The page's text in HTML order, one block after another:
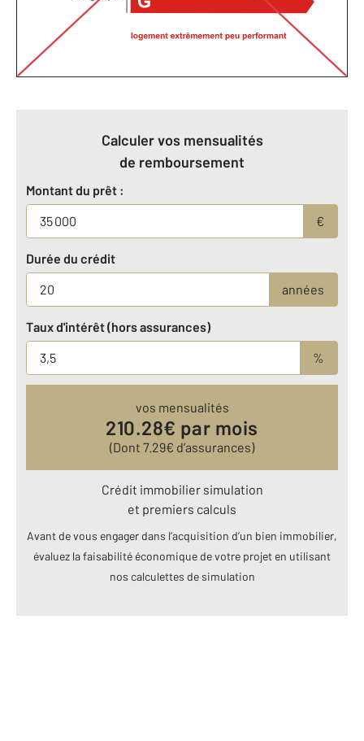
Calculer vos mensualités
de remboursement
Montant du prêt :
€
Durée du crédit
années
Taux d'intérêt (hors assurances)
%
vos mensualités
210.28€ par mois
(Dont 7.29€ d’assurances)
Crédit immobilier simulation
et premiers calculs
Avant de vous engager dans l’acquisition d’un bien immobilier,
évaluez la faisabilité économique de votre projet en utilisant
nos calculettes de simulation